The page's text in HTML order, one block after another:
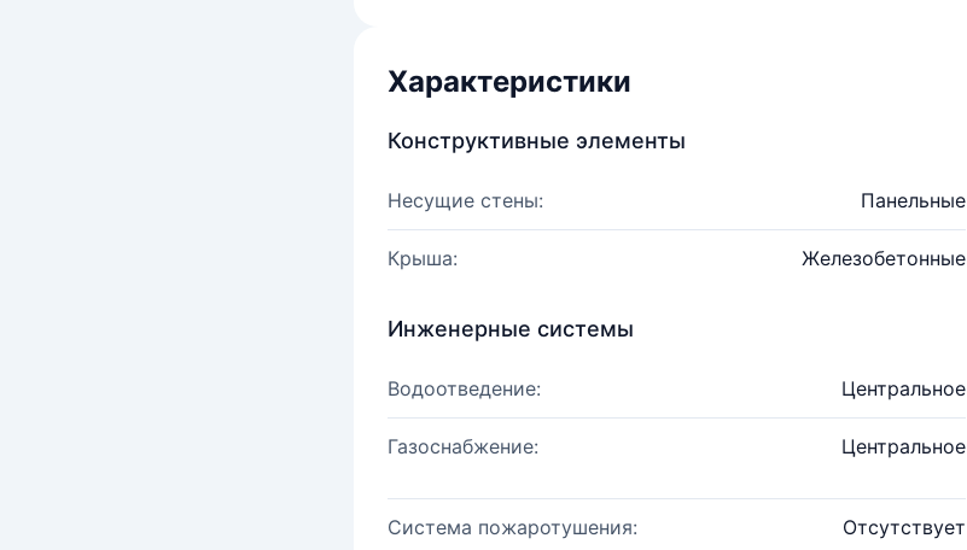
Характеристики
Конструктивные элементы
Несущие стены: Панельные
Крыша: Железобетонные
Инженерные системы
Водоотведение: Центральное
Газоснабжение: Центральное
Система пожаротушения: Отсутствует